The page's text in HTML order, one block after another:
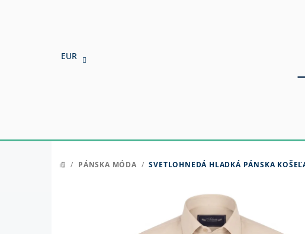
EUR
DOMOV
/ PÁNSKA MÓDA / SVETLOHNEDÁ HLADKÁ PÁNSKA